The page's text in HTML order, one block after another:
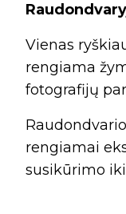
Vienas
rengiama
fotografijų
rengiamai
susikūrimo